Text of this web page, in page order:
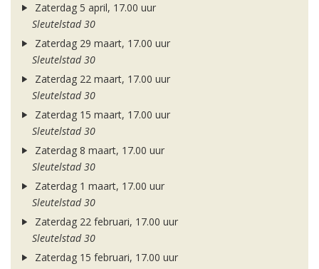
Zaterdag 5 april, 17.00 uur
Sleutelstad 30
Zaterdag 29 maart, 17.00 uur
Sleutelstad 30
Zaterdag 22 maart, 17.00 uur
Sleutelstad 30
Zaterdag 15 maart, 17.00 uur
Sleutelstad 30
Zaterdag 8 maart, 17.00 uur
Sleutelstad 30
Zaterdag 1 maart, 17.00 uur
Sleutelstad 30
Zaterdag 22 februari, 17.00 uur
Sleutelstad 30
Zaterdag 15 februari, 17.00 uur